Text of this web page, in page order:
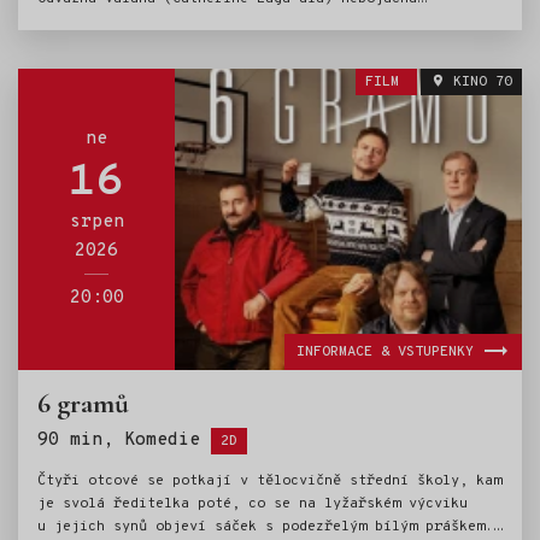
mocným polobohem Mauim (Dwayne Johnson), na
nezapomenutelnou cestu, aby zachránila svůj lid.
ne
16
srpen
2026
20:00
FILM KINO 70
6 gramů
90 min, Komedie Štítky:
2D
Čtyři otcové se potkají v tělocvičně střední školy, kam
je svolá ředitelka poté, co se na lyžařském výcviku
u jejich synů objeví sáček s podezřelým bílým práškem.
INFORMACE & VSTUPENKY